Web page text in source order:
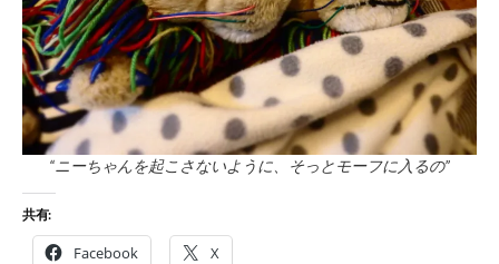
“ニーちゃんを起こさないように、そっとモーフに入るの”
共有:
Facebook X